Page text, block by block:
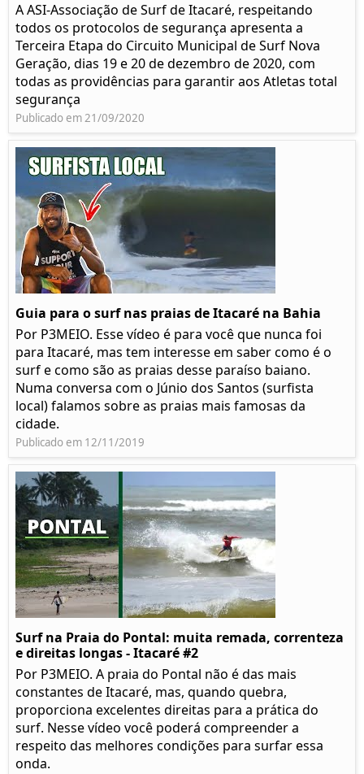
A ASI-Associação de Surf de Itacaré, respeitando
todos os protocolos de segurança apresenta a
Terceira Etapa do Circuito Municipal de Surf Nova
Geração, dias 19 e 20 de dezembro de 2020, com
todas as providências para garantir aos Atletas total
segurança
Publicado em 21/09/2020
Guia para o surf nas praias de Itacaré na Bahia
Por P3MEIO. Esse vídeo é para você que nunca foi
para Itacaré, mas tem interesse em saber como é o
surf e como são as praias desse paraíso baiano.
Numa conversa com o Júnio dos Santos (surfista
local) falamos sobre as praias mais famosas da
cidade.
Publicado em 12/11/2019
Surf na Praia do Pontal: muita remada, correnteza
e direitas longas - Itacaré #2
Por P3MEIO. A praia do Pontal não é das mais
constantes de Itacaré, mas, quando quebra,
proporciona excelentes direitas para a prática do
surf. Nesse vídeo você poderá compreender a
respeito das melhores condições para surfar essa
onda.